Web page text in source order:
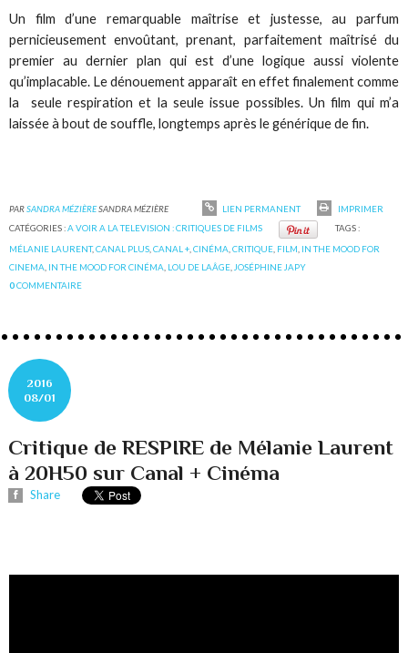
Un film d’une remarquable maîtrise et justesse, au parfum
pernicieusement envoûtant, prenant, parfaitement maîtrisé du
premier au dernier plan qui est d’une logique aussi violente
qu’implacable. Le dénouement apparaît en effet finalement comme
la seule respiration et la seule issue possibles. Un film qui m’a
laissée à bout de souffle, longtemps après le générique de fin.
PARSANDRA MÉZIÈRESANDRA MÉZIÈRE LIEN PERMANENT
IMPRIMER
CATÉGORIES :A VOIR A LA TELEVISION : CRITIQUES DE FILMS
TAGS :
MÉLANIE LAURENT,CANAL PLUS ,CANAL + ,CINÉMA ,CRITIQUE FILM IN THE MOOD FOR
CINEMA IN THE MOOD FOR CINÉMA LOU DE LAÂGE JOSÉPHINE JAPY
0COMMENTAIRE
2016
08/01
Critique de RESPIRE de Mélanie Laurent
à 20H50 sur Canal + Cinéma
Share